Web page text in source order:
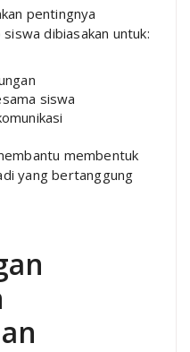
pentingnya
dibiasakan untuk:
siswa
membentuk
yang bertanggung